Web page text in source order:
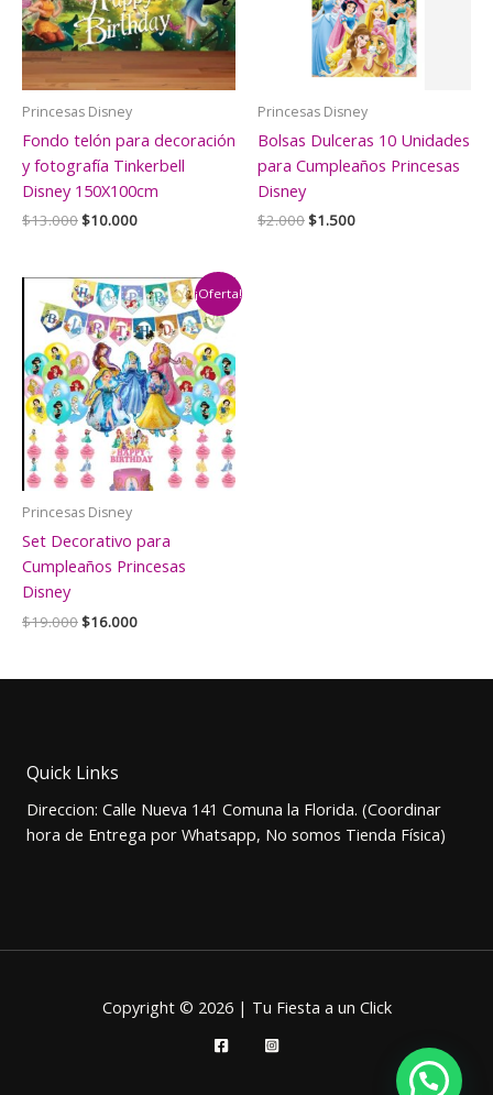
Princesas Disney
Fondo telón para decoración
y fotografía Tinkerbell
Disney 150X100cm
$13.000El
era:
$13.000.
$10.000El
es:
$10.000.
Princesas Disney
Bolsas Dulceras 10 Unidades
para Cumpleaños Princesas
Disney
$2.000El
$1.500El
¡Oferta!
Princesas Disney
Set Decorativo para
Cumpleaños Princesas
Disney
$19.000El
era:
$16.000El
es:
Quick Links
Direccion: Calle Nueva 141 Comuna la Florida. (Coordinar
hora de Entrega por Whatsapp, No somos Tienda Física)
Copyright © 2026 | Tu Fiesta a un Click